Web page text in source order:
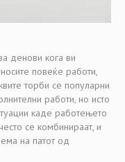
денови кога ви
повеќе работи,
торби се популарни
работи, но исто
каде работењето
се комбинираат, и
на патот од